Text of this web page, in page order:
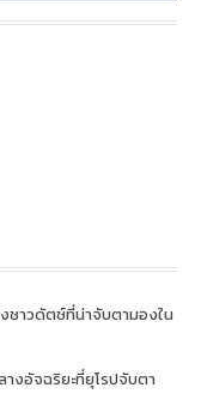
ชาวดัตช์ที่น่าจับตามองใน
งอัจฉริยะที่ยุโรปจับตา